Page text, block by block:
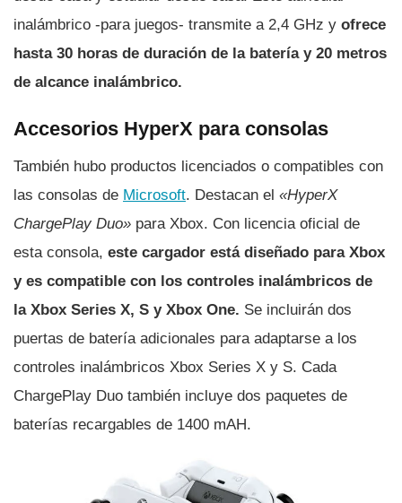
inalámbrico -para juegos- transmite a 2,4 GHz y ofrece
hasta 30 horas de duración de la baterí­a y 20 metros
de alcance inalámbrico.
Accesorios HyperX para consolas
También hubo productos licenciados o compatibles con
las consolas de Microsoft. Destacan el «HyperX
ChargePlay Duo» para Xbox. Con licencia oficial de
esta consola, este cargador está diseñado para Xbox
y es compatible con los controles inalámbricos de
la Xbox Series X, S y Xbox One. Se incluirán dos
puertas de baterí­a adicionales para adaptarse a los
controles inalámbricos Xbox Series X y S. Cada
ChargePlay Duo también incluye dos paquetes de
baterí­as recargables de 1400 mAH.